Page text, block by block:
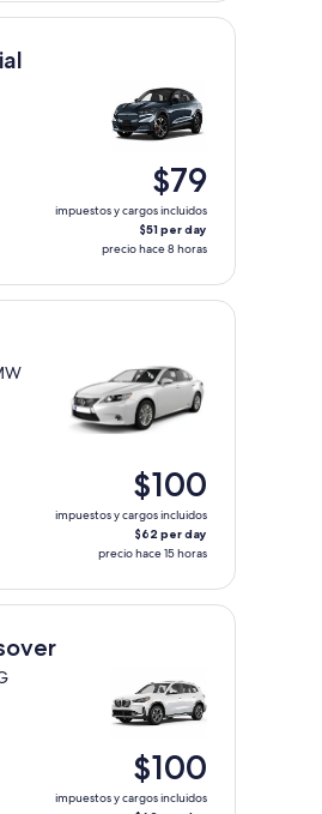
$79
impuestos y cargos incluidos
$51 per day
precio hace 8 horas
Mustang Mach-E
$100
impuestos y cargos incluidos
$62 per day
precio hace 15 horas
G, BMW 330i
$100
impuestos y cargos incluidos
Benz GLA 250 AMG